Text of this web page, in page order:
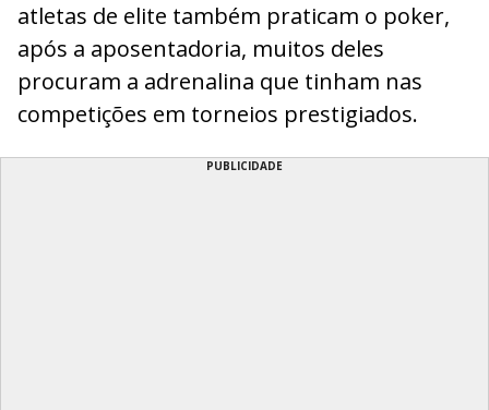
atletas de elite também praticam o poker,
após a aposentadoria, muitos deles
procuram a adrenalina que tinham nas
competições em torneios prestigiados.
PUBLICIDADE